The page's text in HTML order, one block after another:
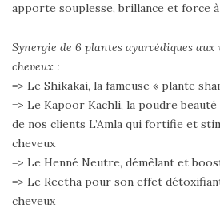
apporte souplesse, brillance et force
Synergie de 6 plantes ayurvédiques aux
cheveux :
=> Le Shikakai, la fameuse « plante
=> Le Kapoor Kachli, la poudre
de nos clients L’Amla qui fortifie et
cheveux
=> Le Henné Neutre, démêlant et
=> Le Reetha pour son effet
cheveux